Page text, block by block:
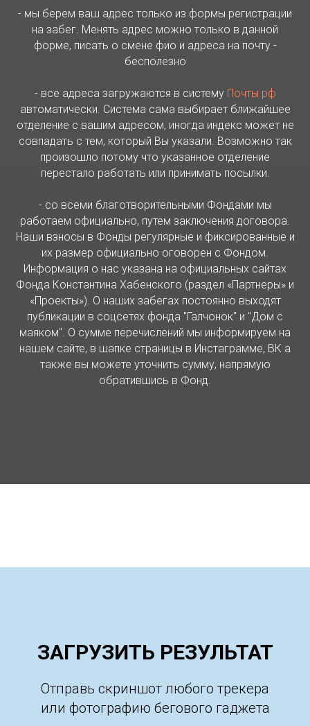
- мы берем ваш адрес только из формы регистрации
на забег. Менять адрес можно только в данной
форме, писать о смене фио и адреса на почту -
бесполезно
- все адреса загружаются в систему Почты.рф
автоматически. Система сама выбирает ближайшее
отделение с вашим адресом, иногда индекс может не
совпадать с тем, который Вы указали. Возможно так
произошло потому что указанное отделение
перестало работать или принимать посылки.
- со всеми благотворительными Фондами мы
работаем официально, путем заключения договора.
Наши взносы в Фонды регулярные и фиксированные и
их размер официально оговорен с Фондом.
Информация о нас указана на официальных сайтах
Фонда Константина Хабенского (раздел «Партнеры» и
«Проекты»). О наших забегах постоянно выходят
публикации в соцсетях фонда "Галчонок" и "Дом с
маяком". О сумме перечислений мы информируем на
нашем сайте, в шапке страницы в Инстаграмме, ВК а
также вы можете уточнить сумму, напрямую
обратившись в Фонд.
ЗАГРУЗИТЬ РЕЗУЛЬТАТ
Отправь скриншот любого трекера
или фотографию бегового гаджета